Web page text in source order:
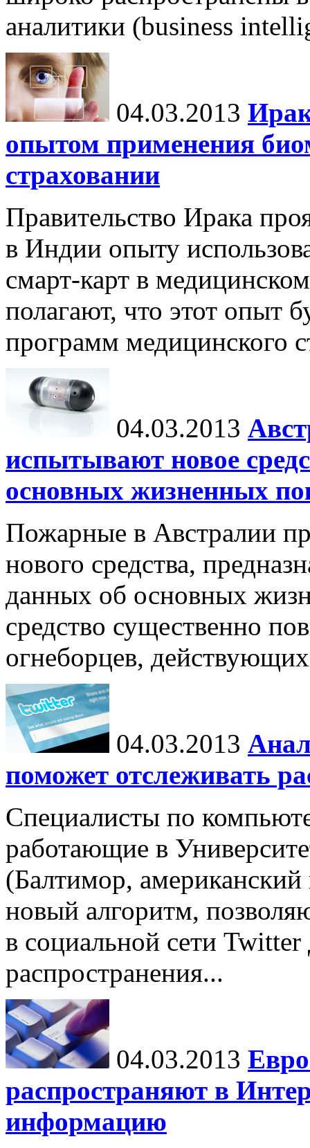
аналитики (business
04.03.2013
опытом применения
страховании
Правительство Ирака
в Индии опыту
смарт-карт в
полагают, что этот опыт
программ медицинского
04.03.2013
испытывают новое
основных жизненных
Пожарные в Австралии
нового средства,
данных об основных
средство существенно
огнеборцев,
04.03.2013
поможет отслеживать
Специалисты по
работающие в
(Балтимор,
новый алгоритм,
в социальной сети
распространения...
04.03.2013
распространяют в
информацию